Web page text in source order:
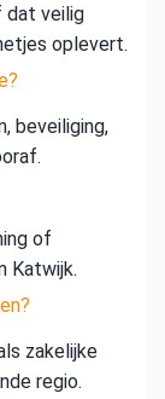
dat veilig
oplevert.
beveiliging,
of
Katwijk.
zakelijke
regio.